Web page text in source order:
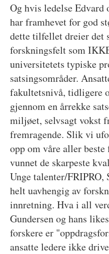
Og hvis ledelse
har framhevet for god
dette tilfellet dreier det
forskningsfelt som
universitetets typiske
satsingsområder.
fakultetsnivå, tidligere
gjennom en årrekke
miljøet, selvsagt vokst
fremragende. Slik vi
opp om våre aller beste
vunnet de skarpeste
Unge talenter/FRIPRO,
helt uavhengig av
innretning. Hva i all
Gundersen og hans
forskere er
ansatte ledere ikke